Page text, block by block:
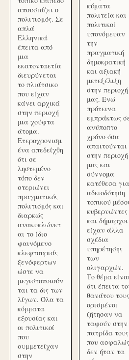
απουσιάζει ο
πολιτισμός. Σε
απλά
Ελληνικά
έπειτα από
μια
εκατονταετία
διευρύνεται
το πλιάτσικο
που είχαν
κάνει αρχικά
στην περιοχή
μια χούφτα
άτομα.
Ετεροχρονισμ
ένα απεδείχθη
ότι σε
ληστεμένο
τόπο δεν
στεριώνει
πραγματικός
πολιτισμός και
διαρκώς
ανακυκλώνετ
αι το ίδιο
φαινόμενο
κλεφτουριάς
ξενόφερτων
ώστε να
μεγιστοποιούν
ται τα δις των
λίγων. Όλα τα
κόμματα
εξουσίας και
οι πολιτικοί
που
συμμετείχαν
στην
κύματα
πολιτεία και
πολιτικοί
υπονόμευαν
την
πραγματική
δημοκρατική
και αξιακή
μετεξέλιξη
στην περιοχή
μας. Ενώ
πρότεινα
εμπράκτως
ανύποπτο
χρόνο όσα
απαιτούνται
στην περιοχή
μας και
σύννομα
κατέθεσα για
αδειοδότηση
τοπικού
κυβερνώντες
και δήμαρχοι
είχαν άλλα
σχέδια
υπηρέτησης
των
ολιγαρχών.
Το θέμα
ότι έπειτα
θανάτου τους
ορισμένοι
ζήτησαν να
ταφούν στην
πατρίδα τους
που ασφαλώς
δεν ήταν τα